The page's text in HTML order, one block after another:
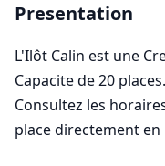
Presentation
L'Ilôt Calin est une
Capacite de 20
Consultez les
place directement en